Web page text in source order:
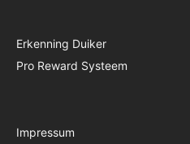
Erkenning Duiker
Pro Reward Systeem
Impressum